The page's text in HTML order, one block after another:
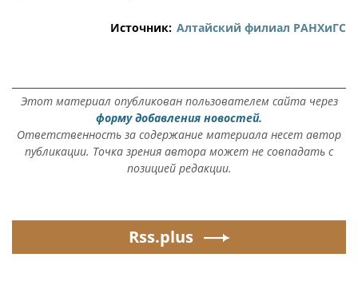
Источник: Алтайский филиал РАНХиГС
Этот материал опубликован пользователем сайта через
форму добавления новостей.
Ответственность за содержание материала несет автор
публикации. Точка зрения автора может не совпадать с
позицией редакции.
Rss.plus